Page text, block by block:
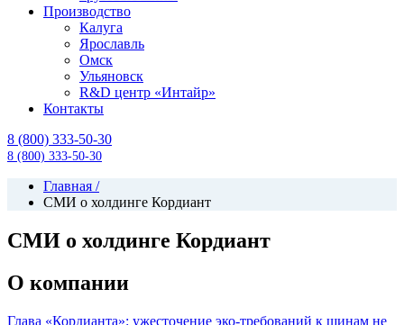
Производство
Калуга
Ярославль
Омск
Ульяновск
R&D центр «Интайр»
Контакты
8 (800) 333-50-30
8 (800) 333-50-30
Главная /
СМИ о холдинге Кордиант
СМИ о холдинге Кордиант
О компании
Глава «Кордианта»: ужесточение эко-требований к шинам не